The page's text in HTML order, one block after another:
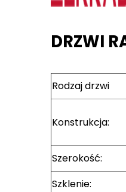
DRZWI
Rodzaj drzwi
Konstrukcja:
Szerokość:
Szklenie: